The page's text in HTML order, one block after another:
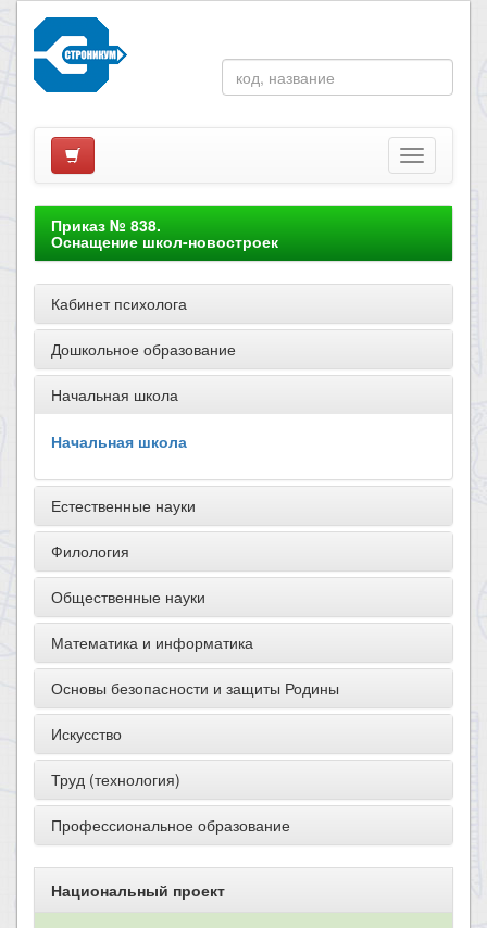
Приказ № 838.
Оснащение школ-новостроек
Кабинет психолога
Дошкольное образование
Начальная школа
Начальная школа
Естественные науки
Филология
Общественные науки
Математика и информатика
Основы безопасности и защиты Родины
Искусство
Труд (технология)
Профессиональное образование
Национальный проект